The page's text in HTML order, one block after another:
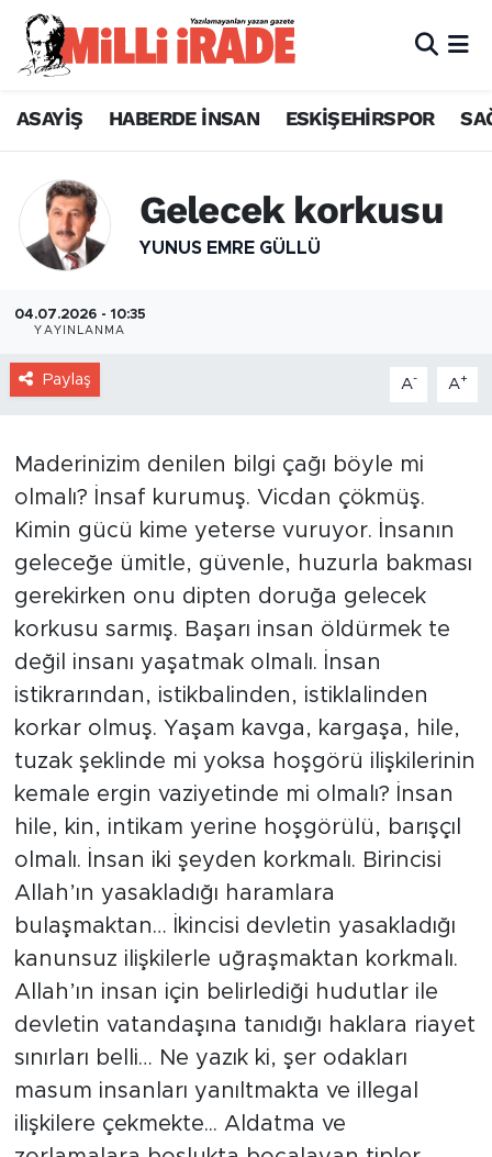
ASAYİŞ HABERDE İNSAN ESKİŞEHİRSPOR
Gelecek korkusu
YUNUS EMRE GÜLLÜ
04.07.2026 - 10:35
YAYINLANMA
Paylaş A- A+
Maderinizim denilen bilgi çağı böyle mi
olmalı? İnsaf kurumuş. Vicdan çökmüş.
Kimin gücü kime yeterse vuruyor. İnsanın
geleceğe ümitle, güvenle, huzurla bakması
gerekirken onu dipten doruğa gelecek
korkusu sarmış. Başarı insan öldürmek te
değil insanı yaşatmak olmalı. İnsan
istikrarından, istikbalinden, istiklalinden
korkar olmuş. Yaşam kavga, kargaşa, hile,
tuzak şeklinde mi yoksa hoşgörü ilişkilerinin
kemale ergin vaziyetinde mi olmalı? İnsan
hile, kin, intikam yerine hoşgörülü, barışçıl
olmalı. İnsan iki şeyden korkmalı. Birincisi
Allah’ın yasakladığı haramlara
bulaşmaktan… İkincisi devletin yasakladığı
kanunsuz ilişkilerle uğraşmaktan korkmalı.
Allah’ın insan için belirlediği hudutlar ile
devletin vatandaşına tanıdığı haklara riayet
sınırları belli… Ne yazık ki, şer odakları
masum insanları yanıltmakta ve illegal
ilişkilere çekmekte... Aldatma ve